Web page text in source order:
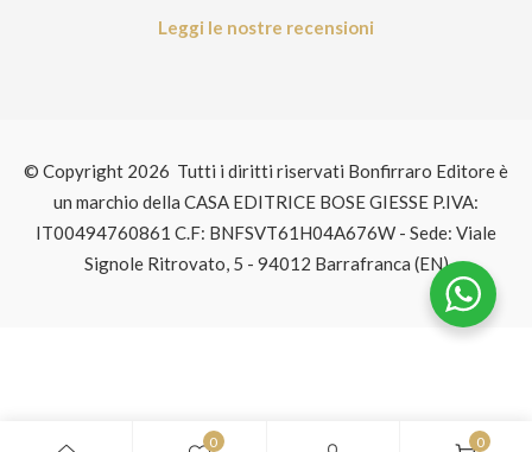
0 0
Leggi le nostre recensioni
© Copyright 2026 Tutti i diritti riservati Bonfirraro Editore è
un marchio della CASA EDITRICE BOSE GIESSE P.IVA:
IT00494760861 C.F: BNFSVT61H04A676W - Sede: Viale
Signole Ritrovato, 5 - 94012 Barrafranca (EN)